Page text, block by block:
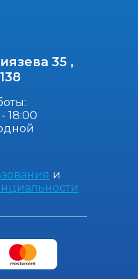
35 ,
18:00
и